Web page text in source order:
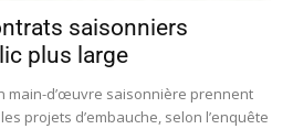
saisonniers
plus large
main-d’œuvre saisonnière prennent
projets d’embauche, selon l’enquête